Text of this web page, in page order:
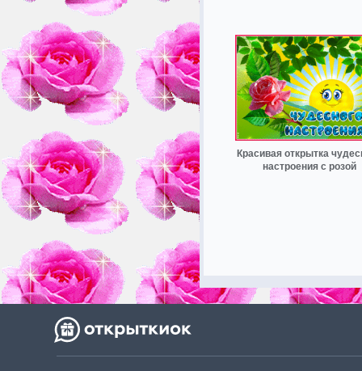
Красивая открытка
настроения с розой